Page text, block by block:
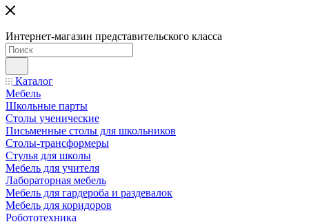
Интернет-магазин представительского класса
Каталог
Мебель
Школьные парты
Столы ученические
Письменные столы для школьников
Столы-трансформеры
Стулья для школы
Мебель для учителя
Лабораторная мебель
Мебель для гардероба и раздевалок
Мебель для коридоров
Робототехника